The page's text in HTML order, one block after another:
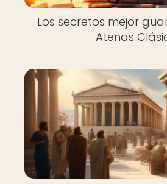
Los secretos mejor
Atenas